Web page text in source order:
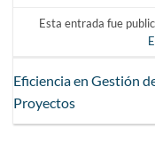
Esta entrada fue
Eficiencia en Gestión
Proyectos